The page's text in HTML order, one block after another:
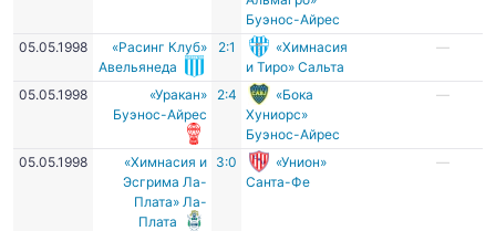
Буэнос-Айрес
05.05.1998
«Расинг Клуб»
Авельянеда
2:1
«Химнасия
и Тиро» Сальта
—
05.05.1998
«Уракан»
Буэнос-Айрес
2:4
«Бока
Хуниорс»
Буэнос-Айрес
—
05.05.1998
«Химнасия и
Эсгрима Ла-
Плата» Ла-
Плата
3:0
«Унион»
Санта-Фе
—